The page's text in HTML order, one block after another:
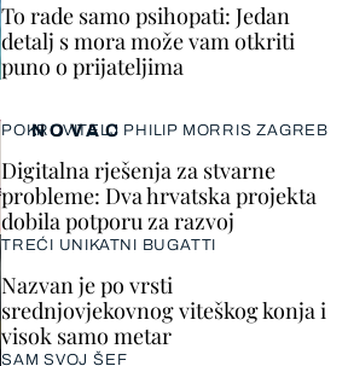
To rade samo psihopati: Jedan
detalj s mora može vam otkriti
puno o prijateljima
NOVAC
POKROVITELJ PHILIP MORRIS ZAGREB
Digitalna rješenja za stvarne
probleme: Dva hrvatska projekta
dobila potporu za razvoj
TREĆI UNIKATNI BUGATTI
Nazvan je po vrsti
srednjovjekovnog viteškog konja i
visok samo metar
SAM SVOJ ŠEF